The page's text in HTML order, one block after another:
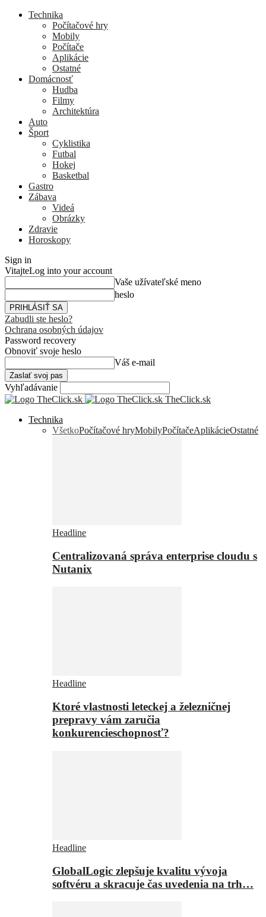
Technika
Počítačové hry
Mobily
Počítače
Aplikácie
Ostatné
Domácnosť
Hudba
Filmy
Architektúra
Auto
Šport
Cyklistika
Futbal
Hokej
Basketbal
Gastro
Zábava
Videá
Obrázky
Zdravie
Horoskopy
Sign in
VitajteLog into your account
Vaše užívateľské meno
heslo
Zabudli ste heslo?
Ochrana osobných údajov
Password recovery
Obnoviť svoje heslo
Váš e-mail
Vyhľadávanie
TheClick.sk
Technika
VšetkoPočítačové hryMobilyPočítačeAplikácieOstatné
Headline
Centralizovaná správa enterprise cloudu s
Nutanix
Headline
Ktoré vlastnosti leteckej a železničnej
prepravy vám zaručia
konkurencieschopnosť?
Headline
GlobalLogic zlepšuje kvalitu vývoja
softvéru a skracuje čas uvedenia na trh…